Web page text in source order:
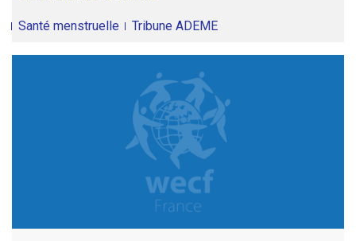
Santé menstruelle Tribune ADEME